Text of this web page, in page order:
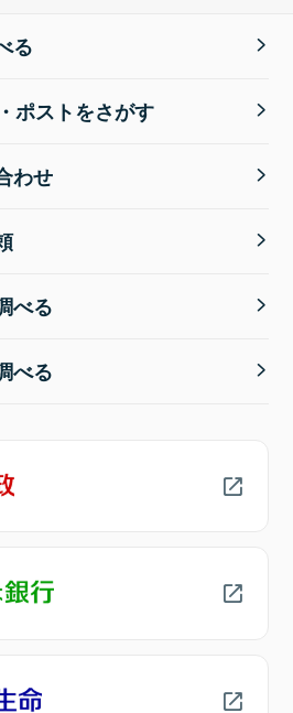
る
ポストをさがす
わせ
べる
べる